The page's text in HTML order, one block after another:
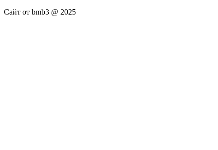
Сайт от bmb3 @ 2025